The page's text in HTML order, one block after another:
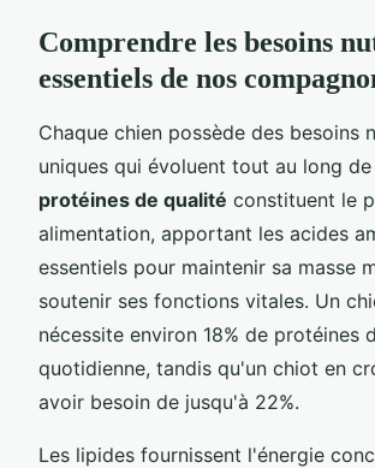
Comprendre les besoins
essentiels de nos
Chaque chien possède des besoins
uniques qui évoluent tout au long de
protéines de qualité constituent le
alimentation, apportant les acides
essentiels pour maintenir sa masse
soutenir ses fonctions vitales. Un
nécessite environ 18% de protéines
quotidienne, tandis qu'un chiot en
avoir besoin de jusqu'à 22%.
Les lipides fournissent l'énergie